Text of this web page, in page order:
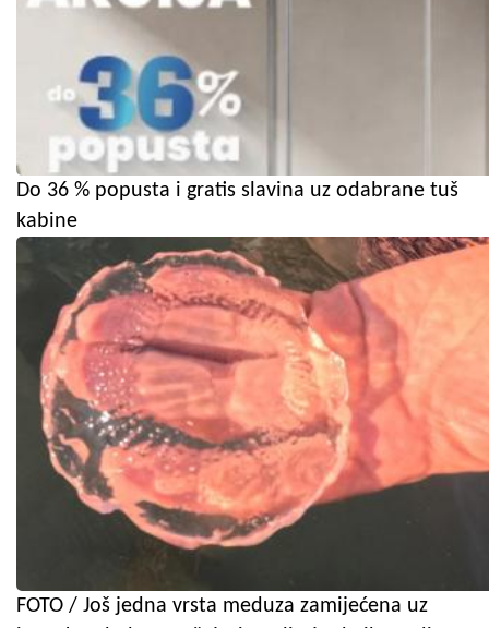
Do 36 % popusta i gratis slavina uz odabrane tuš
kabine
FOTO / Još jedna vrsta meduza zamijećena uz